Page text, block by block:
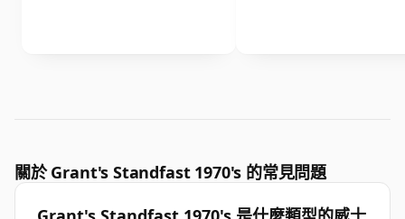
關於 Grant's Standfast 1970's 的常見問題